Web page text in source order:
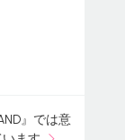
』では意